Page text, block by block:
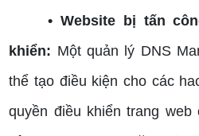
• Website bị tấn
khiển: Một quản lý DNS
thể tạo điều kiện cho các
quyền điều khiển trang